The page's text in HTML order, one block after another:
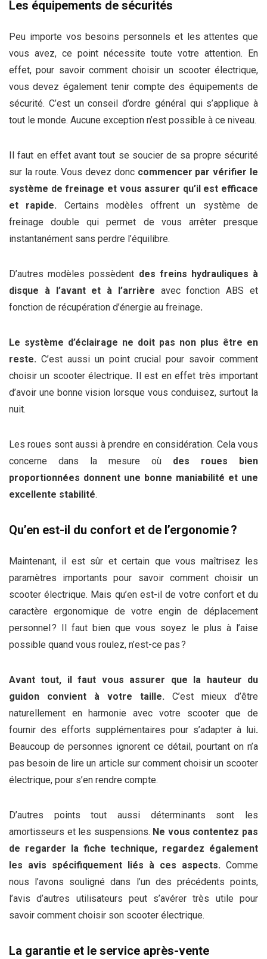
Les équipements de sécurités
Peu importe vos besoins personnels et les attentes que
vous avez, ce point nécessite toute votre attention. En
effet, pour savoir comment choisir un scooter électrique,
vous devez également tenir compte des équipements de
sécurité. C’est un conseil d’ordre général qui s’applique à
tout le monde. Aucune exception n’est possible à ce niveau.
Il faut en effet avant tout se soucier de sa propre sécurité
sur la route. Vous devez donc commencer par vérifier le
système de freinage et vous assurer qu’il est efficace
et rapide. Certains modèles offrent un système de
freinage double qui permet de vous arrêter presque
instantanément sans perdre l’équilibre.
D’autres modèles possèdent des freins hydrauliques à
disque à l’avant et à l’arrière avec fonction ABS et
fonction de récupération d’énergie au freinage.
Le système d’éclairage ne doit pas non plus être en
reste. C’est aussi un point crucial pour savoir comment
choisir un scooter électrique. Il est en effet très important
d’avoir une bonne vision lorsque vous conduisez, surtout la
nuit.
Les roues sont aussi à prendre en considération. Cela vous
concerne dans la mesure où des roues bien
proportionnées donnent une bonne maniabilité et une
excellente stabilité.
Qu’en est-il du confort et de l’ergonomie ?
Maintenant, il est sûr et certain que vous maîtrisez les
paramètres importants pour savoir comment choisir un
scooter électrique. Mais qu’en est-il de votre confort et du
caractère ergonomique de votre engin de déplacement
personnel ? Il faut bien que vous soyez le plus à l’aise
possible quand vous roulez, n’est-ce pas ?
Avant tout, il faut vous assurer que la hauteur du
guidon convient à votre taille. C’est mieux d’être
naturellement en harmonie avec votre scooter que de
fournir des efforts supplémentaires pour s’adapter à lui.
Beaucoup de personnes ignorent ce détail, pourtant on n’a
pas besoin de lire un article sur comment choisir un scooter
électrique, pour s’en rendre compte.
D’autres points tout aussi déterminants sont les
amortisseurs et les suspensions. Ne vous contentez pas
de regarder la fiche technique, regardez également
les avis spécifiquement liés à ces aspects. Comme
nous l’avons souligné dans l’un des précédents points,
l’avis d’autres utilisateurs peut s’avérer très utile pour
savoir comment choisir son scooter électrique.
La garantie et le service après-vente